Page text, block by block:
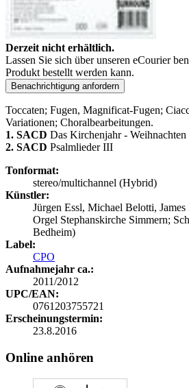
Derzeit nicht erhältlich.
Lassen Sie sich über unseren eCourier
Produkt bestellt werden kann.
Benachrichtigung anfordern
Toccaten; Fugen, Magnificat-Fugen;
Variationen; Choralbearbeitungen.
1. SACD Das Kirchenjahr - Weihnachten
2. SACD Psalmlieder III
Tonformat:
stereo/multichannel (Hybrid)
Künstler:
Jürgen Essl, Michael Belotti,
Orgel Stephanskirche Simmern;
Bedheim)
Label:
CPO
Aufnahmejahr ca.:
2011/2012
UPC/EAN:
0761203755721
Erscheinungstermin:
23.8.2016
Online anhören